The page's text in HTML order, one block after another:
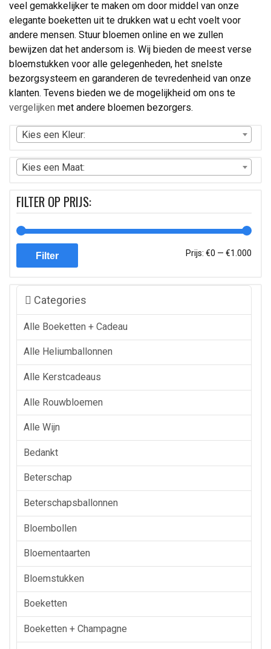
veel gemakkelijker te maken om door middel van onze
elegante boeketten uit te drukken wat u echt voelt voor
andere mensen. Stuur bloemen online en we zullen
bewijzen dat het andersom is. Wij bieden de meest verse
bloemstukken voor alle gelegenheden, het snelste
bezorgsysteem en garanderen de tevredenheid van onze
klanten. Tevens bieden we de mogelijkheid om ons te
vergelijken met andere bloemen bezorgers.
Kies een Kleur:
Kies een Maat:
FILTER OP PRIJS:
Filter Prijs: €0 — €1.000
Categories
Alle Boeketten + Cadeau
Alle Heliumballonnen
Alle Kerstcadeaus
Alle Rouwbloemen
Alle Wijn
Bedankt
Beterschap
Beterschapsballonnen
Bloembollen
Bloementaarten
Bloemstukken
Boeketten
Boeketten + Champagne